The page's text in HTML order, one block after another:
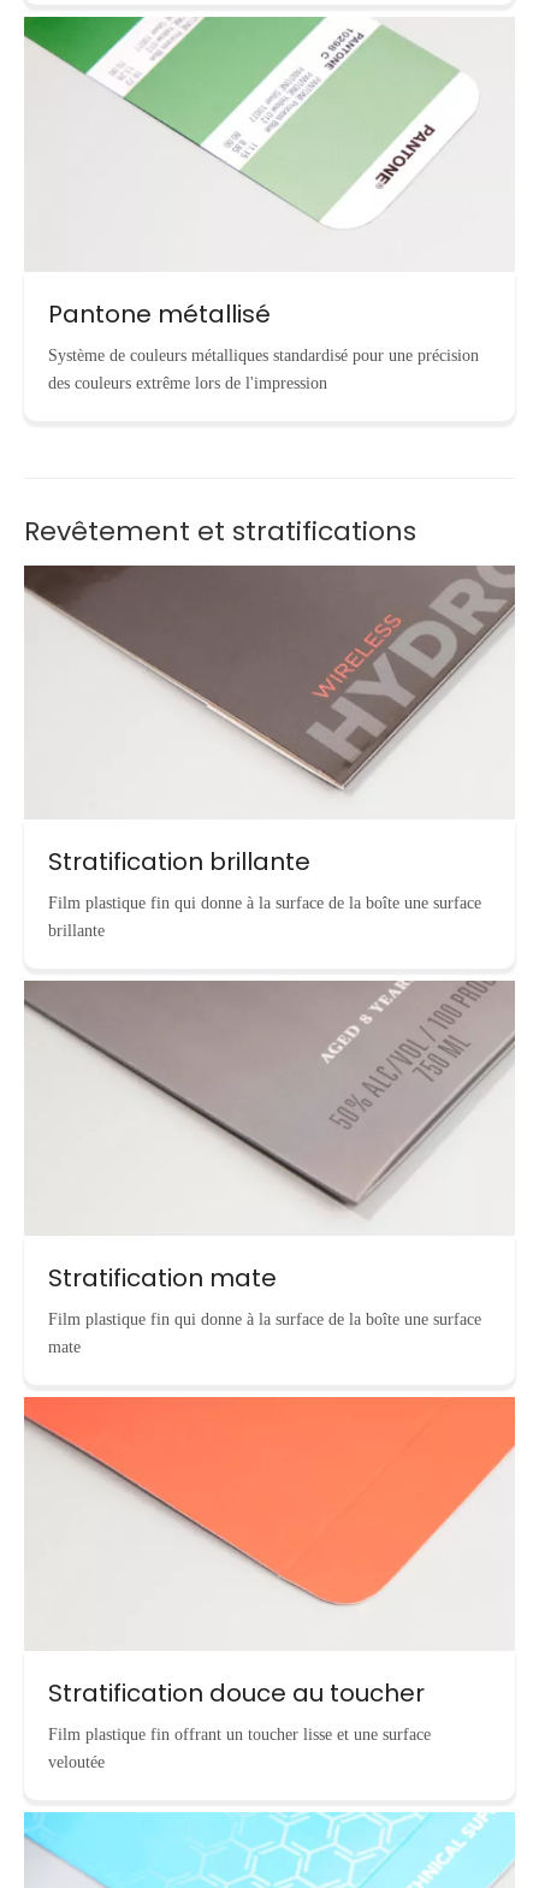
Pantone métallisé
Système de couleurs métalliques standardisé pour une précision
des couleurs extrême lors de l'impression
Revêtement et stratifications
Stratification brillante
Film plastique fin qui donne à la surface de la boîte une surface
brillante
Stratification mate
Film plastique fin qui donne à la surface de la boîte une surface
mate
Stratification douce au toucher
Film plastique fin offrant un toucher lisse et une surface
veloutée